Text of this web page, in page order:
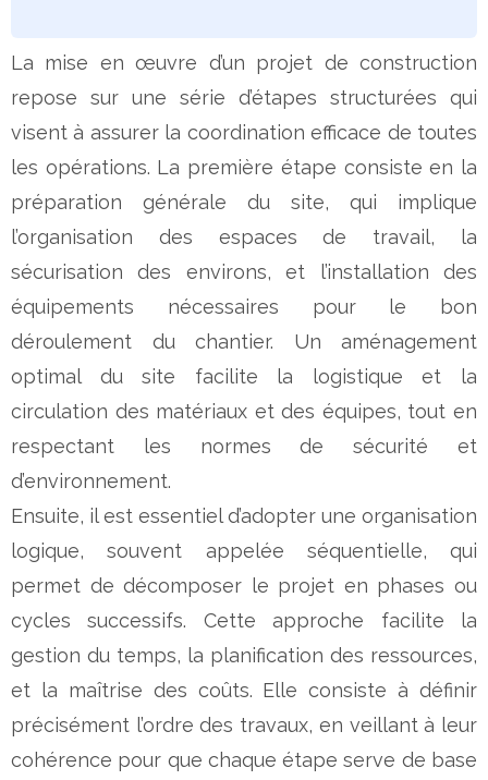
La mise en œuvre d’un projet de construction
repose sur une série d’étapes structurées qui
visent à assurer la coordination efficace de toutes
les opérations. La première étape consiste en la
préparation générale du site, qui implique
l’organisation des espaces de travail, la
sécurisation des environs, et l’installation des
équipements nécessaires pour le bon
déroulement du chantier. Un aménagement
optimal du site facilite la logistique et la
circulation des matériaux et des équipes, tout en
respectant les normes de sécurité et
d’environnement.
Ensuite, il est essentiel d’adopter une organisation
logique, souvent appelée séquentielle, qui
permet de décomposer le projet en phases ou
cycles successifs. Cette approche facilite la
gestion du temps, la planification des ressources,
et la maîtrise des coûts. Elle consiste à définir
précisément l’ordre des travaux, en veillant à leur
cohérence pour que chaque étape serve de base